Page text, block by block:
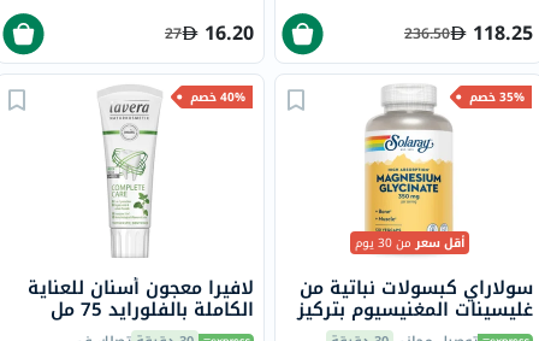
118.25
236.50
16.20
27
35% خصم
أقل سعرمن 30 يوم
سولاراي كبسولات نباتية من
غليسينات المغنيسيوم بتركيز
350 ملجم لصحة العظام
40% خصم
لافيرا معجون أسنان للعناية
الكاملة بالفلورايد 75 مل